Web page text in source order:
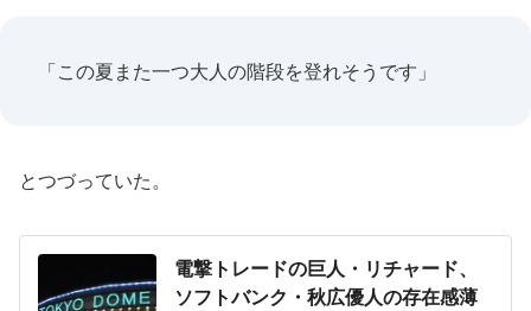
「この夏また一つ大人の階段を登れそうです」
とつづっていた。
電撃トレードの巨人・リチャード、
ソフトバンク・秋広優人の存在感薄